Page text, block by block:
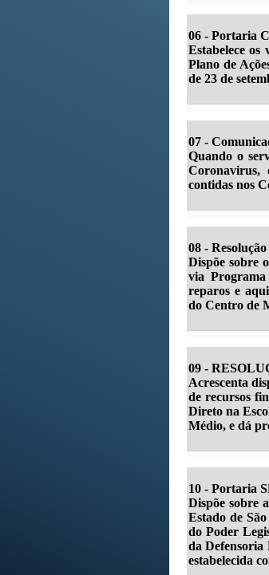
06 - Portaria
Estabelece os
Plano de
de 23 de
07 -
Quando o
Coronavirus,
contidas nos
08 -
Dispõe sobre
via
reparos e
do Centro de
09 -
Acrescenta
de recursos
Direto na
Médio, e dá
10 - Portaria
Dispõe sobre
Estado de
do Poder
da Defensoria
estabelecida